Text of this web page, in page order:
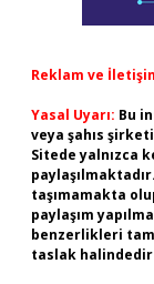
Reklam ve
Yasal Uyarı: Bu
veya şahıs
Sitede yalnızca
taşımamakta
paylaşım
benzerlikleri
taslak